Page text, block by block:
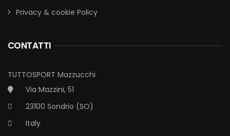
Privacy & cookie Policy
CONTATTI
TUTTOSPORT Mazzucchi
Via Mazzini, 51
23100 Sondrio (SO)
Italy